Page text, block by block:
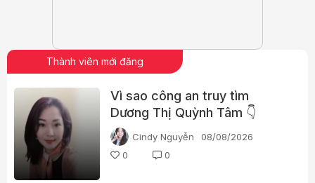
Thành viên mới đăng
Vì sao công an truy tìm
Dương Thị Quỳnh Tâm 👇
Cindy Nguyễn
08/08/2026
0
0